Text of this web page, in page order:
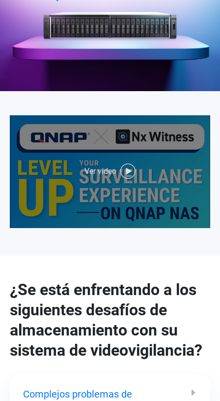
Ver video
¿Se está enfrentando a los
siguientes desafíos de
almacenamiento con su
sistema de videovigilancia?
Complejos problemas de